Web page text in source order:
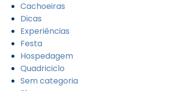
Cachoeiras
Dicas
Experiências
Festa
Hospedagem
Quadriciclo
Sem categoria